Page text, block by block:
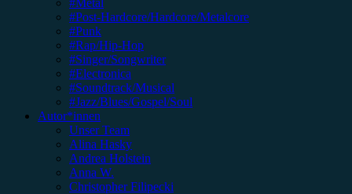
#Metal
#Post-Hardcore/Hardcore/Metalcore
#Punk
#Rap/Hip-Hop
#Singer/Songwriter
#Electronica
#Soundtrack/Musical
#Jazz/Blues/Gospel/Soul
Autor*innen
Unser Team
Alina Hasky
Andrea Holstein
Anna W.
Christopher Filipecki